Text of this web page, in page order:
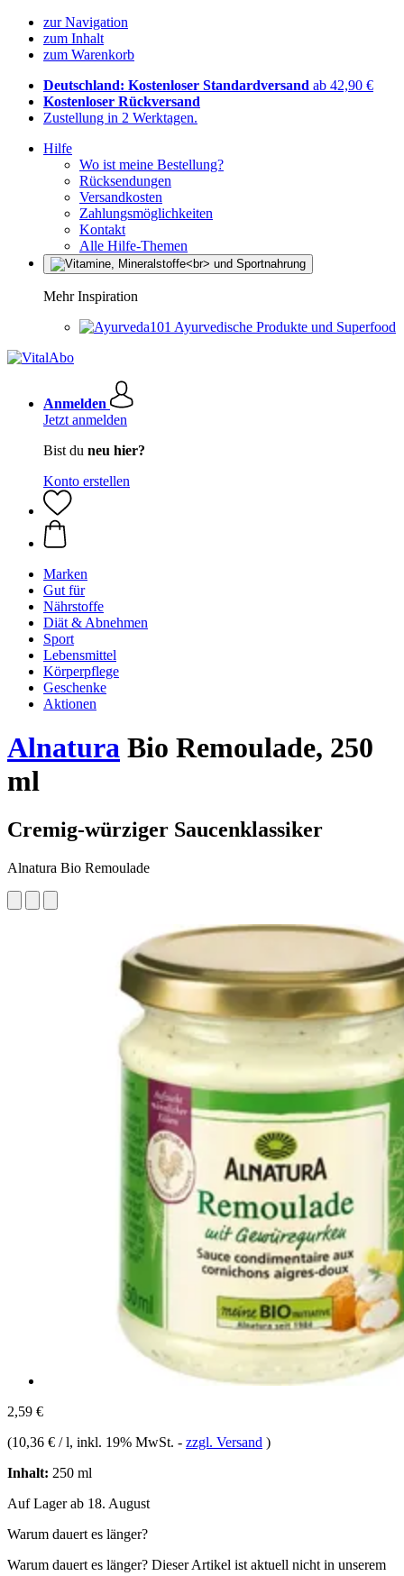
zur Navigation
zum Inhalt
zum Warenkorb
Deutschland: Kostenloser Standardversand ab 42,90 €
Kostenloser Rückversand
Zustellung in 2 Werktagen.
Hilfe
Wo ist meine Bestellung?
Rücksendungen
Versandkosten
Zahlungsmöglichkeiten
Kontakt
Alle Hilfe-Themen
Mehr Inspiration
Ayurvedische Produkte und Superfood
Anmelden
Jetzt anmelden
Bist du neu hier?
Konto erstellen
Marken
Gut für
Nährstoffe
Diät & Abnehmen
Sport
Lebensmittel
Körperpflege
Geschenke
Aktionen
Alnatura Bio Remoulade, 250
ml
Cremig-würziger Saucenklassiker
Alnatura Bio Remoulade
2,59 €
(10,36 € / l, inkl. 19% MwSt. - zzgl. Versand )
Inhalt: 250 ml
Auf Lager ab 18. August
Warum dauert es länger?
Warum dauert es länger? Dieser Artikel ist aktuell nicht in unserem